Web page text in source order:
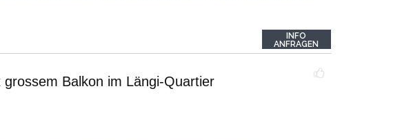
INFO
ANFRAGEN
Balkon im Längi-Quartier